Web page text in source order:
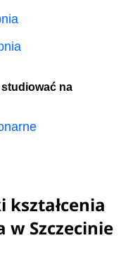
na
kształcenia
Szczecinie